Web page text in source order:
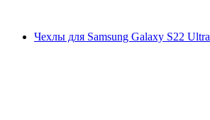
Чехлы для Samsung Galaxy S22 Ultra